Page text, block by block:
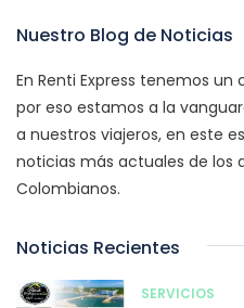
Nuestro Blog de Noticias
En Renti Express tenemos
por eso estamos a la
a nuestros viajeros, en este
noticias más actuales de los
Colombianos.
Noticias Recientes
SERVICIOS